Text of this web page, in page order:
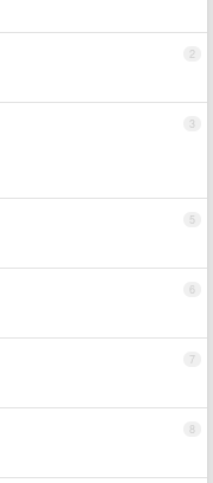
2
3
5
6
7
8